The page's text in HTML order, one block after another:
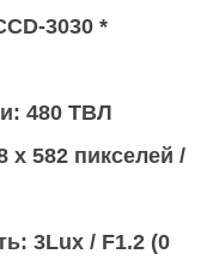
3030 *
480 ТВЛ
582 пикселей /
3Lux / F1.2 (0